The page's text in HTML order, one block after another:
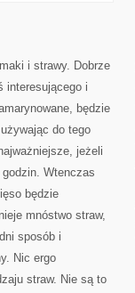
DOPIERO
OD
LAT
i strawy. Dobrze
interesującego i
będzie
do tego
jeżeli
Wtenczas
będzie
mnóstwo straw,
sposób i
Nic ergo
straw. Nie są to